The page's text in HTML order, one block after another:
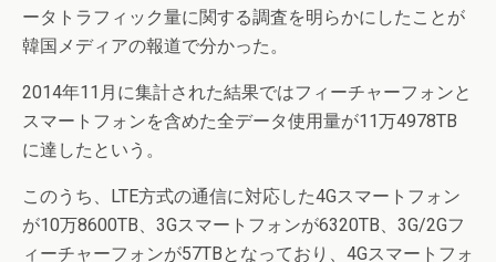
ータトラフィック量に関する調査を明らかにしたことが
韓国メディアの報道で分かった。
2014年11月に集計された結果ではフィーチャーフォンと
スマートフォンを含めた全データ使用量が11万4978TB
に達したという。
このうち、LTE方式の通信に対応した4Gスマートフォン
が10万8600TB、3Gスマートフォンが6320TB、3G/2Gフ
ィーチャーフォンが57TBとなっており、4Gスマートフォ